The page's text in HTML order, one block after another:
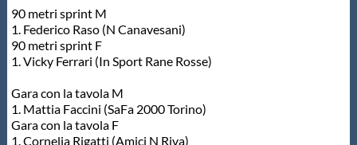
90 metri sprint M
1. Federico Raso (N Canavesani)
90 metri sprint F
1. Vicky Ferrari (In Sport Rane Rosse)
Gara con la tavola M
1. Mattia Faccini (SaFa 2000 Torino)
Gara con la tavola F
1. Cornelia Rigatti (Amici N Riva)